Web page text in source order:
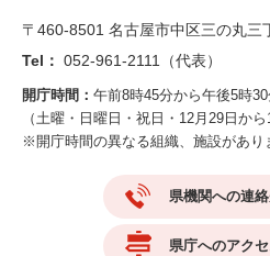
〒460-8501 名古屋市中区三の丸三
Tel： 052-961-2111（代表）
開庁時間： 午前8時45分から午後5時30
（土曜・日曜日・祝日・12月29日から
※開庁時間の異なる組織、施設があり
県機関への連
県庁へのアク